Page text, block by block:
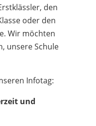
den
oder den
Wir möchten
unsere Schule
Infotag:
und